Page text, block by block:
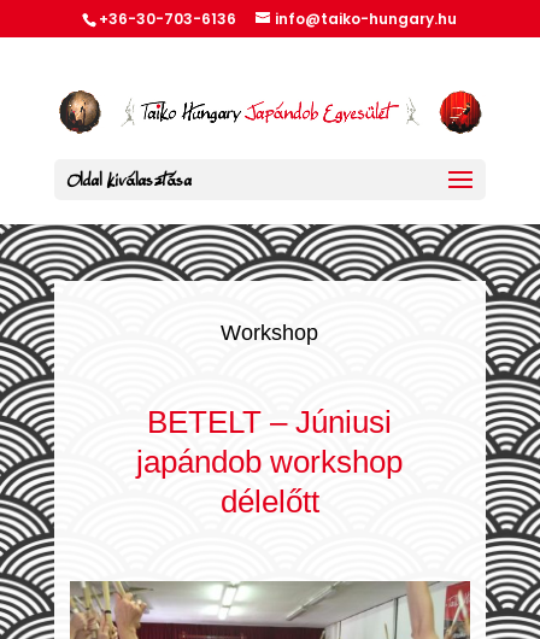
+36-30-703-6136 info@taiko-hungary.hu
Oldal kiválasztása
Workshop
BETELT – Júniusi
japándob workshop
délelőtt